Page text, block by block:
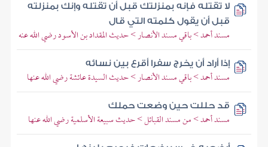
لا تقتله فإنه بمنزلتك قبل أن تقتله وإنك بمنزلته
قبل أن يقول كلمته التي قال
مسند أحمد > باقي مسند الأنصار > حديث المقداد بن الأسود رضي الله عنه
إذا أراد أن يخرج سفرا أقرع بين نسائه
مسند أحمد > باقي مسند الأنصار > حديث السيدة عائشة رضي الله عنها
قد حللت حين وضعت حملك
مسند أحمد > من مسند القبائل > حديث سبيعة الأسلمية رضي الله عنها